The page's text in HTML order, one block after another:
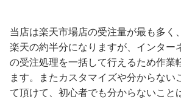
当店は楽天市場店の受注量が最も多く
楽天の約半分になりますが、インター
の受注処理を一括して行えるため作業
ます。またカスタマイズや分からない
て頂けて、初心者でも分からないこと